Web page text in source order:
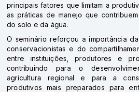
principais fatores que limitam a
as práticas de manejo que
do solo e da água.
O seminário reforçou a importância
conservacionistas e do
entre instituições, produtores e
contribuindo para o
agricultura regional e para a
produtivos mais preparados para